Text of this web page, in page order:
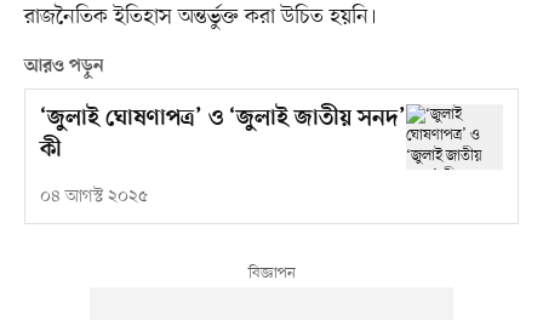
রাজনৈতিক ইতিহাস অন্তর্ভুক্ত করা উচিত হয়নি।
আরও পড়ুন
‘জুলাই ঘোষণাপত্র’ ও ‘জুলাই জাতীয় সনদ’
কী
০৪ আগস্ট ২০২৫